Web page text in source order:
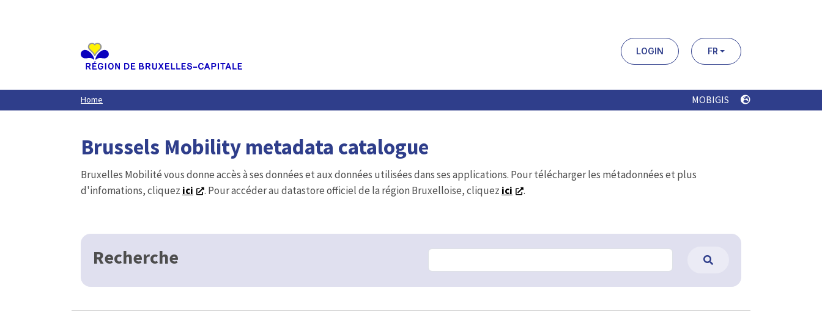
LOGIN FR
Home MOBIGIS
Brussels Mobility metadata catalogue
Bruxelles Mobilité vous donne accès à ses données et aux données utilisées dans ses applications. Pour télécharger les métadonnées et plus
d'infomations, cliquez ici . Pour accéder au datastore officiel de la région Bruxelloise, cliquez ici .
Recherche